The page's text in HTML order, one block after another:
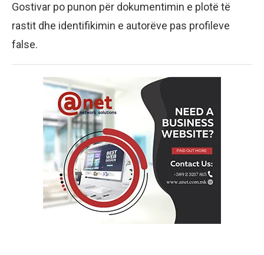
Gostivar po punon për dokumentimin e plotë të
rastit dhe identifikimin e autorëve pas profileve
false.